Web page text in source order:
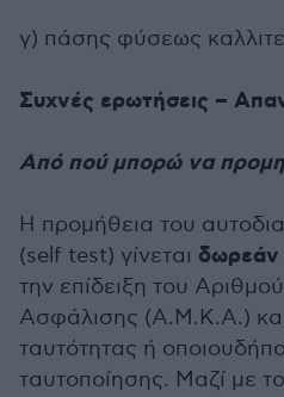
γ) πάσης φύσεως
Συχνές ερωτήσεις –
Από πού μπορώ να
Η προμήθεια του
(self test) γίνεται δωρεάν
την επίδειξη του
Ασφάλισης (Α.Μ.Κ.Α.)
ταυτότητας ή
ταυτοποίησης. Μαζί με